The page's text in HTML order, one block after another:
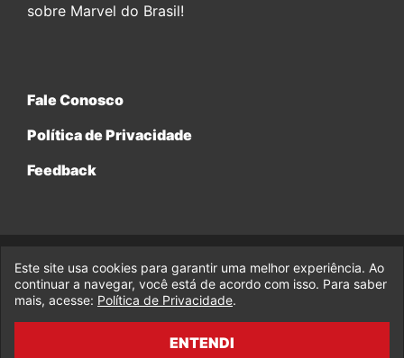
sobre Marvel do Brasil!
Fale Conosco
Política de Privacidade
Feedback
© 2017-2026 Legado da Marvel, uma empresa da Legado
Enterprises.
fabiolobo
Este site usa cookies para garantir uma melhor experiência. Ao
continuar a navegar, você está de acordo com isso. Para saber
mais, acesse: Política de Privacidade.
ENTENDI